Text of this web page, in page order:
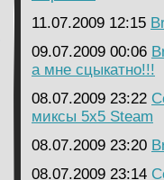
11.07.2009 12:15
09.07.2009 00:06
а мне сцыкатно!!!
08.07.2009 23:22
миксы 5х5 Steam
08.07.2009 23:20
08.07.2009 23:14